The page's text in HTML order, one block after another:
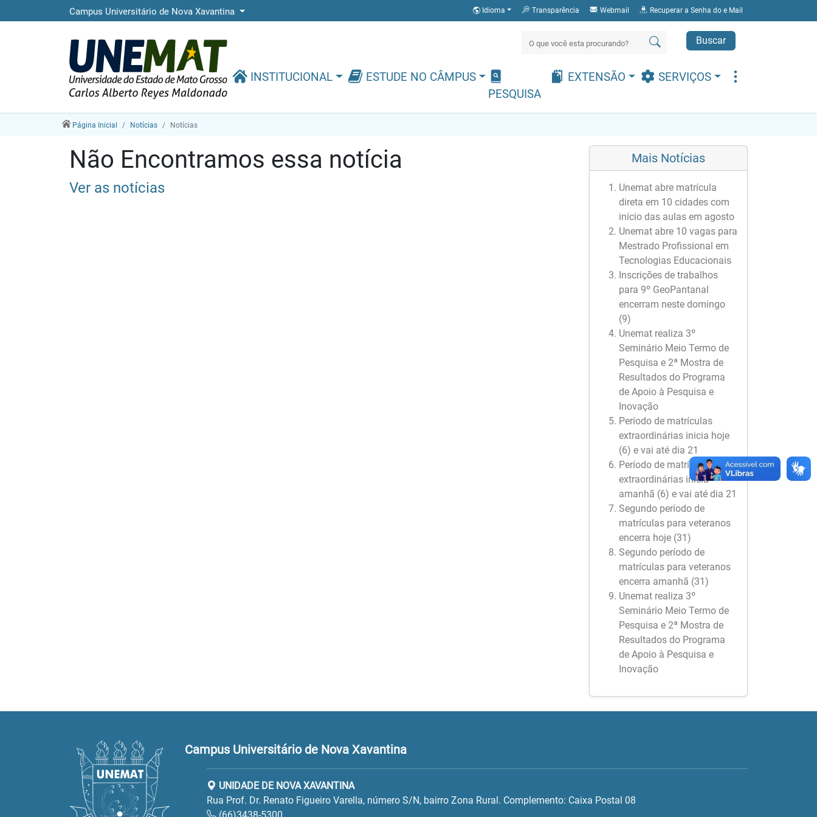
Campus Universitário de Nova Xavantina Idioma Transparência Webmail Recuperar a Senha do e Mail
Buscar
INSTITUCIONAL
ESTUDE NO CÂMPUS
PESQUISA
EXTENSÃO SERVIÇOS
Página Inicial Notícias Notícias
Não Encontramos essa notícia
Ver as notícias
Mais Notícias
Unemat abre matrícula
direta em 10 cidades com
início das aulas em agosto
Unemat abre 10 vagas para
Mestrado Profissional em
Tecnologias Educacionais
Inscrições de trabalhos
para 9º GeoPantanal
encerram neste domingo
(9)
Unemat realiza 3º
Seminário Meio Termo de
Pesquisa e 2ª Mostra de
Resultados do Programa
de Apoio à Pesquisa e
Inovação
Período de matrículas
extraordinárias inicia hoje
(6) e vai até dia 21
Período de matrículas
extraordinárias inicia
amanhã (6) e vai até dia 21
Segundo período de
matrículas para veteranos
encerra hoje (31)
Segundo período de
matrículas para veteranos
encerra amanhã (31)
Unemat realiza 3º
Seminário Meio Termo de
Pesquisa e 2ª Mostra de
Resultados do Programa
de Apoio à Pesquisa e
Inovação
Campus Universitário de Nova Xavantina
UNIDADE DE NOVA XAVANTINA
Rua Prof. Dr. Renato Figueiro Varella, número S/N, bairro Zona Rural. Complemento: Caixa Postal 08